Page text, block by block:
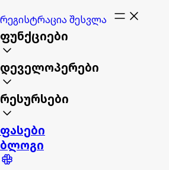
რეგისტრაცია შესვლა
ფუნქციები
დეველოპერები
რესურსები
ფასები
ბლოგი